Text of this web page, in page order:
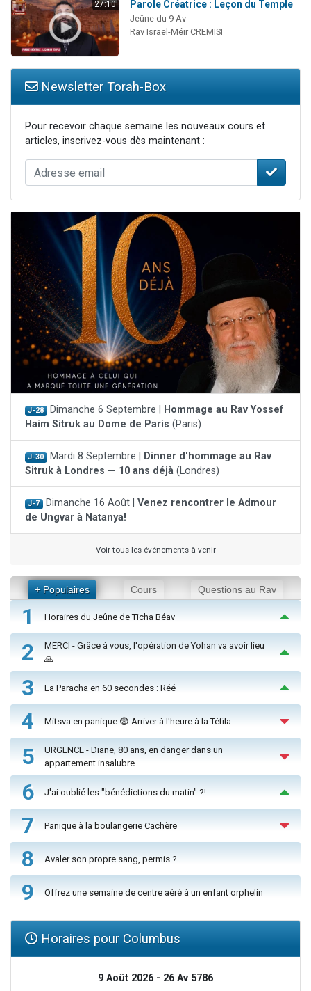
27:10 Parole Créatrice : Leçon du Temple
Jeûne du 9 Av
Rav Israël-Méïr CREMISI
Newsletter Torah-Box
Pour recevoir chaque semaine les nouveaux cours et
articles, inscrivez-vous dès maintenant :
J-28 Dimanche 6 Septembre |
Hommage au Rav Yossef
Haim Sitruk au Dome de Paris (Paris)
J-30 Mardi 8 Septembre |
Dinner d'hommage au Rav
Sitruk à Londres — 10 ans déjà (Londres)
J-7 Dimanche 16 Août | Venez rencontrer le Admour
de Ungvar à Natanya!
Voir tous les événements à venir
+ Populaires Cours Questions au Rav
1 Horaires du Jeûne de Ticha Béav
2
MERCI - Grâce à vous, l'opération de Yohan va avoir lieu
🙏
3 La Paracha en 60 secondes : Réé
4 Mitsva en panique 😨 Arriver à l'heure à la Téfila
5
URGENCE - Diane, 80 ans, en danger dans un
appartement insalubre
6 J'ai oublié les "bénédictions du matin" ?!
7 Panique à la boulangerie Cachère
8 Avaler son propre sang, permis ?
9 Offrez une semaine de centre aéré à un enfant orphelin
Horaires pour Columbus
9 Août 2026 - 26 Av 5786